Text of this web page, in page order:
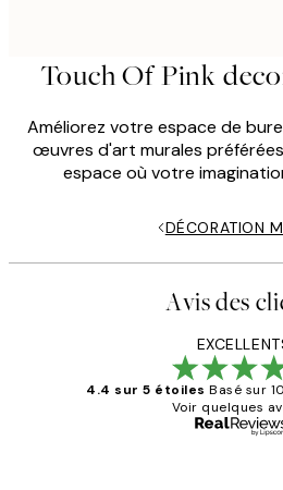
Touch Of Pink
Améliorez votre espace de
œuvres d'art murales
espace où votre
DÉCORATION
Avis des
4.4 sur 5 étoiles Basé sur
Voir quelques